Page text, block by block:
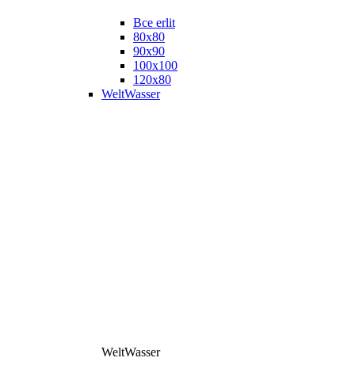
Все erlit
80x80
90x90
100x100
120x80
WeltWasser
WeltWasser